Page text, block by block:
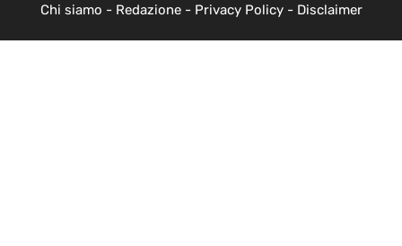
Chi siamo - Redazione- Privacy Policy- Disclaimer